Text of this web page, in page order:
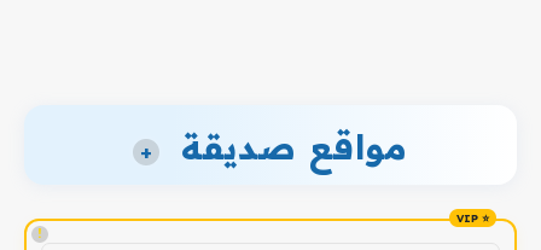
مواقع صديقة +
!